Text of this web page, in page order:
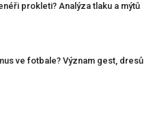
prokleti? Analýza tlaku a mýtů
ve fotbale? Význam gest, dresů